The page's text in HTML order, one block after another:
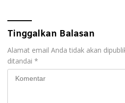
Tinggalkan Balasan
Alamat email Anda tidak akan
ditandai *